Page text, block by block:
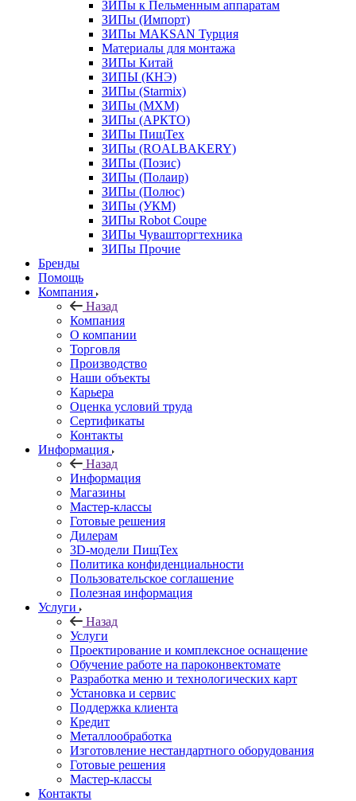
ЗИПы к Пельменным аппаратам
ЗИПы (Импорт)
ЗИПы MAKSAN Турция
Материалы для монтажа
ЗИПы Китай
ЗИПЫ (КНЭ)
ЗИПы (Starmix)
ЗИПы (МХМ)
ЗИПы (АРКТО)
ЗИПы ПищТех
ЗИПы (ROALBAKERY)
ЗИПы (Позис)
ЗИПы (Полаир)
ЗИПы (Полюс)
ЗИПы (УКМ)
ЗИПы Robot Coupe
ЗИПы Чувашторгтехника
ЗИПы Прочие
Бренды
Помощь
Компания
Назад
Компания
О компании
Торговля
Производство
Наши объекты
Карьера
Оценка условий труда
Сертификаты
Контакты
Информация
Назад
Информация
Магазины
Мастер-классы
Готовые решения
Дилерам
3D-модели ПищТех
Политика конфиденциальности
Пользовательское соглашение
Полезная информация
Услуги
Назад
Услуги
Проектирование и комплексное оснащение
Обучение работе на пароконвектомате
Разработка меню и технологических карт
Установка и сервис
Поддержка клиента
Кредит
Металлообработка
Изготовление нестандартного оборудования
Готовые решения
Мастер-классы
Контакты